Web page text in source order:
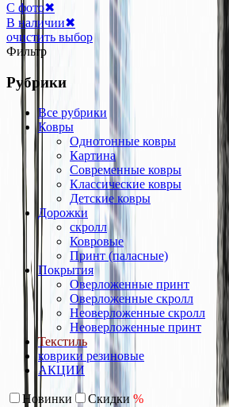
С фото✖
В наличии✖
очистить выбор
Фильтр
Рубрики
Все рубрики
Ковры
Однотонные ковры
Картина
Современные ковры
Классические ковры
Детские ковры
Дорожки
скролл
Ковровые
Принт (паласные)
Покрытия
Оверложенные принт
Оверложенные скролл
Неоверложенные скролл
Неоверложенные принт
Текстиль
коврики резиновые
АКЦИИ
Новинки Скидки %